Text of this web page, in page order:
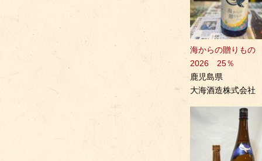
海からの贈りも
2026 25％
鹿児島県
大海酒造株式会社